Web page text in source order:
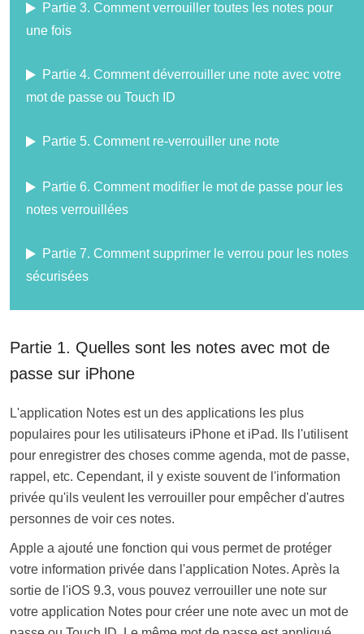
Partie 3. Comment verrouiller toutes les notes pour
une fois
Partie 4. Comment déverrouiller une note avec votre
mot de passe ou Touch ID
Partie 5. Comment re-verrouiller une note
Partie 6. Comment modifier le mot de passe pour les
notes verrouillées
Partie 7. Comment supprimer le verrou pour les notes
sécurisées
Partie 1. Quelles sont les notes avec mot de
passe sur iPhone
L'application Notes est un des applications les plus
populaires pour les utilisateurs iPhone et iPad. Ils l'utilisent
pour enregistrer des choses comme agenda, mot de passe,
rappel, etc. Cependant, il y existe souvent de l'information
privée qu'ils veulent les verrouiller pour empêcher d'autres
personnes de voir ces notes.
Apple a ajouté une fonction qui vous permet de protéger
votre information privée dans l'application Notes. Après la
sortie de l'iOS 9.3, vous pouvez verrouiller une note sur
votre application Notes pour créer une note avec un mot de